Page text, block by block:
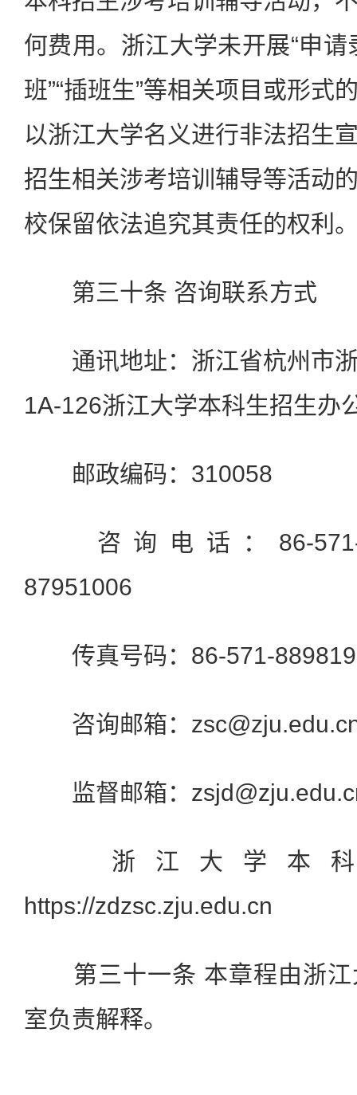
何费用。浙江大学未开展“申请
班”“插班生”等相关项目或形式
以浙江大学名义进行非法招生
招生相关涉考培训辅导等活动
校保留依法追究其责任的权利
第三十条 咨询联系方式
通讯地址：浙江省杭州市浙
1A-126浙江大学本科生招生办
邮政编码：310058
咨询电话：86-571-
87951006
传真号码：86-571-
咨询邮箱：
监督邮箱：
浙江大学本科
https://zdzsc.zju.edu.cn
第三十一条 本章程由浙江
室负责解释。